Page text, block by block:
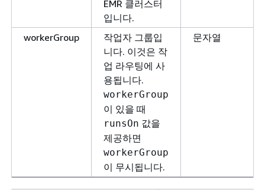
EMR 클러스터
입니다.
workerGroup
작업자 그룹입
니다. 이것은 작
업 라우팅에 사
용됩니다.
workerGroup
이 있을 때
runsOn 값을
제공하면
workerGroup
이 무시됩니다.
문자열